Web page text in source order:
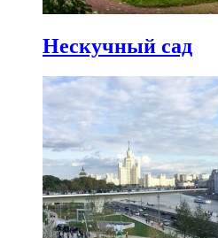
Нескучный сад